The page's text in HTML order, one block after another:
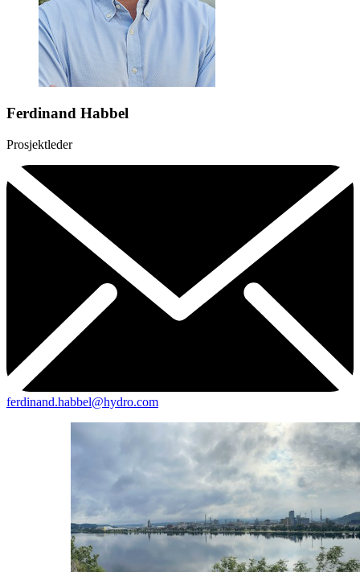
Ferdinand Habbel
Prosjektleder
ferdinand.habbel@hydro.com